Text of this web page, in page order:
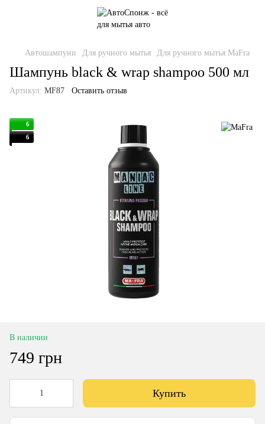
Автошампуни Для ручного мытья Для ручного мытья MaFra
Шампунь black & wrap shampoo 500 мл
Артикул: MF87 Оставить отзыв
6
6
В наличии
749 грн
Купить